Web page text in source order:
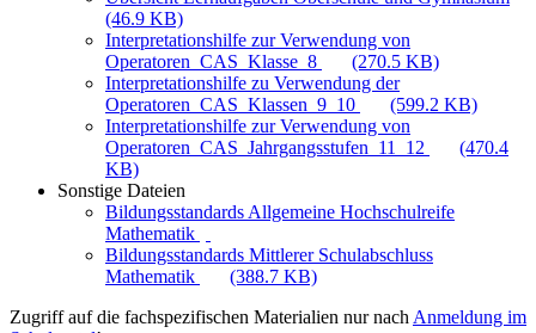
(46.9 KB)
Interpretationshilfe zur Verwendung von
Operatoren_CAS_Klasse_8
(270.5 KB)
Interpretationshilfe zu Verwendung der
Operatoren_CAS_Klassen_9_10
(599.2 KB)
Interpretationshilfe zur Verwendung von
Operatoren_CAS_Jahrgangsstufen_11_12
(470.4
KB)
Sonstige Dateien
Bildungsstandards Allgemeine Hochschulreife
Mathematik
Bildungsstandards Mittlerer Schulabschluss
Mathematik
(388.7 KB)
Zugriff auf die fachspezifischen Materialien nur nach Anmeldung im